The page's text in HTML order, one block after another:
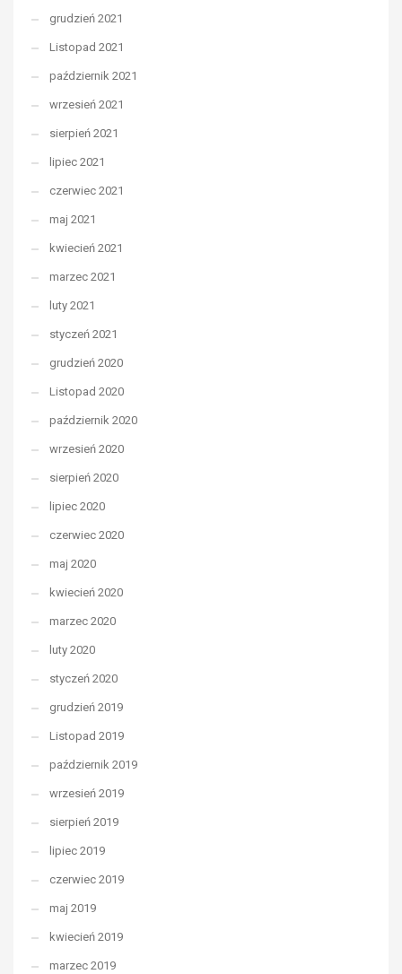
grudzień 2021
Listopad 2021
październik 2021
wrzesień 2021
sierpień 2021
lipiec 2021
czerwiec 2021
maj 2021
kwiecień 2021
marzec 2021
luty 2021
styczeń 2021
grudzień 2020
Listopad 2020
październik 2020
wrzesień 2020
sierpień 2020
lipiec 2020
czerwiec 2020
maj 2020
kwiecień 2020
marzec 2020
luty 2020
styczeń 2020
grudzień 2019
Listopad 2019
październik 2019
wrzesień 2019
sierpień 2019
lipiec 2019
czerwiec 2019
maj 2019
kwiecień 2019
marzec 2019